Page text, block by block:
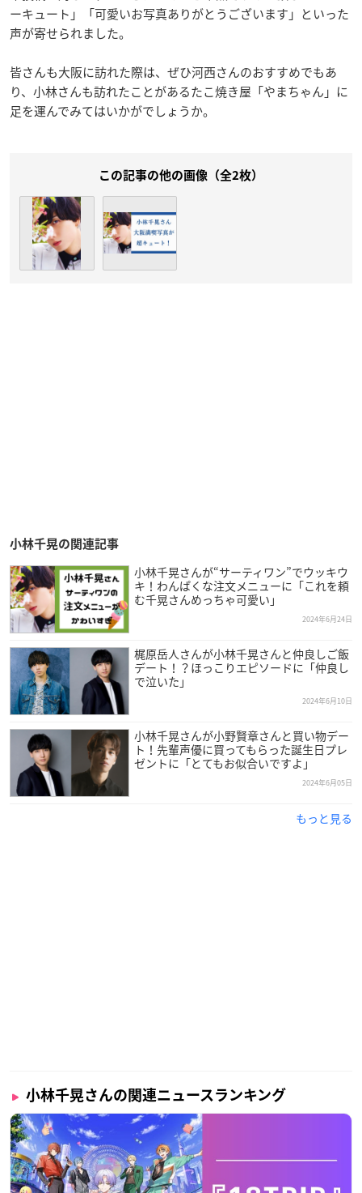
ーキュート」「可愛いお写真ありがとうございます」といった
声が寄せられました。
皆さんも大阪に訪れた際は、ぜひ河西さんのおすすめでもあ
り、小林さんも訪れたことがあるたこ焼き屋「やまちゃん」に
足を運んでみてはいかがでしょうか。
この記事の他の画像（全2枚）
小林千晃の関連記事
小林千晃さんが“サーティワン”でウッキウ
キ！わんぱくな注文メニューに「これを頼
む千晃さんめっちゃ可愛い」
2024年6月24日
梶原岳人さんが小林千晃さんと仲良しご飯
デート！？ほっこりエピソードに「仲良し
で泣いた」
2024年6月10日
小林千晃さんが小野賢章さんと買い物デー
ト！先輩声優に買ってもらった誕生日プレ
ゼントに「とてもお似合いですよ」
2024年6月05日
もっと見る
小林千晃さんの関連ニュースランキング